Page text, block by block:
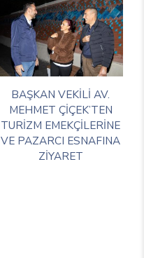
BAŞKAN VEKİLİ AV.
MEHMET ÇİÇEK’TEN
TURİZM EMEKÇİLERİNE
VE PAZARCI ESNAFINA
ZİYARET